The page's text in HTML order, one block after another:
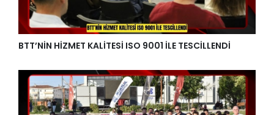
BTT’NİN HİZMET KALİTESİ ISO 9001 İLE TESCİLLENDİ